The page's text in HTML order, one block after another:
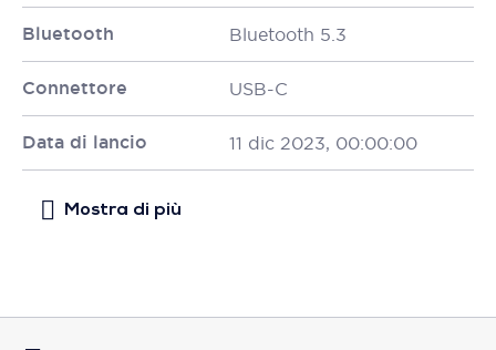
Bluetooth Bluetooth 5.3
Connettore USB-C
Data di lancio 11 dic 2023, 00:00:00